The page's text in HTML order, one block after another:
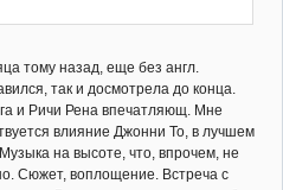
тому назад, еще без англ.
так и досмотрела до конца.
и Ричи Рена впечатляющ. Мне
влияние Джонни То, в лучшем
на высоте, что, впрочем, не
Сюжет, воплощение. Встреча с